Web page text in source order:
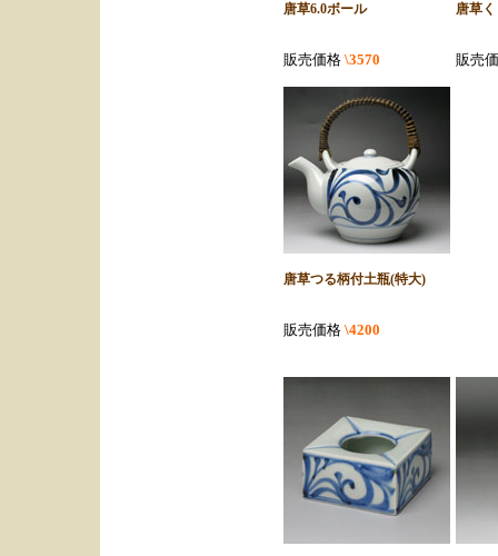
唐草6.0ボール
販売価格 \3570
唐草
販売
唐草つる柄付土瓶(特大)
販売価格 \4200